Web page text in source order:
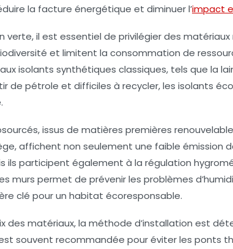
la facture énergétique et diminuer l’impact
verte, il est essentiel de privilégier des
et limitent la consommation de
isolants synthétiques classiques, tels que la
de pétrole et difficiles à recycler, les isolants
issus de matières premières
affichent non seulement une faible émission
ils participent également à la régulation
murs permet de prévenir les problèmes
clé pour un habitat écoresponsable.
des matériaux, la méthode d’installation est
est souvent recommandée pour éviter les ponts